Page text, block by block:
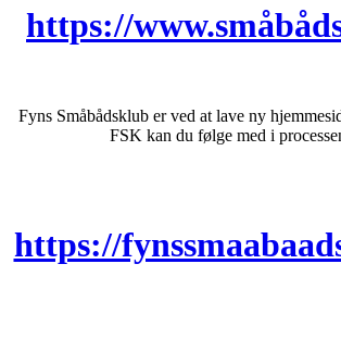
https://
Fyns Småbådsklub er ved at lave ny
FSK kan du følge med i
https://